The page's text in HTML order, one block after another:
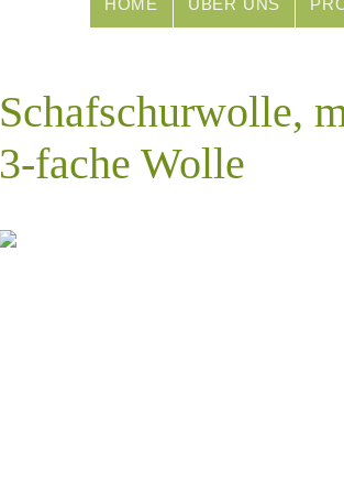
HOME ÜBER UNS
Schafschurwolle,
3-fache Wolle